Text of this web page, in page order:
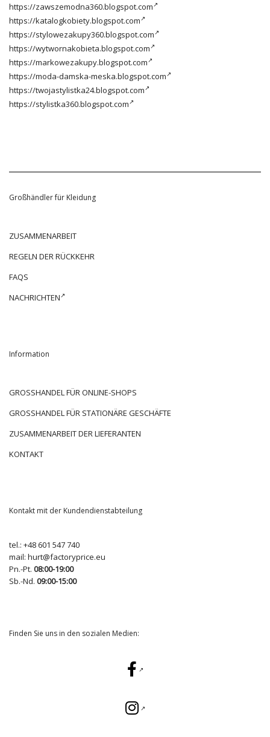
https://zawszemodna360.blogspot.com
https://katalogkobiety.blogspot.com
https://stylowezakupy360.blogspot.com
https://wytwornakobieta.blogspot.com
https://markowezakupy.blogspot.com
https://moda-damska-meska.blogspot.com
https://twojastylistka24.blogspot.com
https://stylistka360.blogspot.com
Großhändler für Kleidung
ZUSAMMENARBEIT
REGELN DER RÜCKKEHR
FAQS
NACHRICHTEN
Information
GROSSHANDEL FÜR ONLINE-SHOPS
GROSSHANDEL FÜR STATIONÄRE GESCHÄFTE
ZUSAMMENARBEIT DER LIEFERANTEN
KONTAKT
Kontakt mit der Kundendienstabteilung
tel.: +48 601 547 740
mail: hurt@factoryprice.eu
Pn.-Pt. 08:00-19:00
Sb.-Nd. 09:00-15:00
Finden Sie uns in den sozialen Medien: